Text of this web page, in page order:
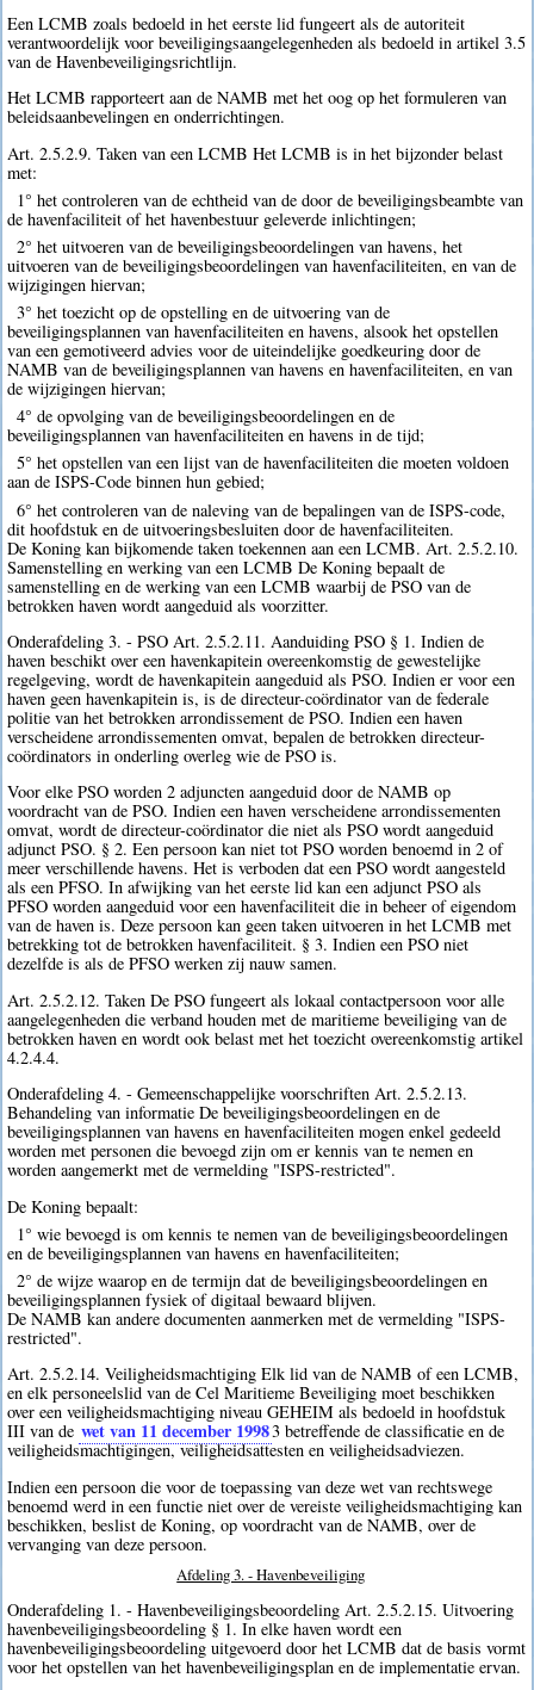
Een LCMB zoals bedoeld in het eerste lid fungeert als de autoriteit
verantwoordelijk voor beveiligingsaangelegenheden als bedoeld in artikel 3.5
van de Havenbeveiligingsrichtlijn.
Het LCMB rapporteert aan de NAMB met het oog op het formuleren van
beleidsaanbevelingen en onderrichtingen.
Art. 2.5.2.9. Taken van een LCMB Het LCMB is in het bijzonder belast
met:
1° het controleren van de echtheid van de door de beveiligingsbeambte van
de havenfaciliteit of het havenbestuur geleverde inlichtingen;
2° het uitvoeren van de beveiligingsbeoordelingen van havens, het
uitvoeren van de beveiligingsbeoordelingen van havenfaciliteiten, en van de
wijzigingen hiervan;
3° het toezicht op de opstelling en de uitvoering van de
beveiligingsplannen van havenfaciliteiten en havens, alsook het opstellen
van een gemotiveerd advies voor de uiteindelijke goedkeuring door de
NAMB van de beveiligingsplannen van havens en havenfaciliteiten, en van
de wijzigingen hiervan;
4° de opvolging van de beveiligingsbeoordelingen en de
beveiligingsplannen van havenfaciliteiten en havens in de tijd;
5° het opstellen van een lijst van de havenfaciliteiten die moeten voldoen
aan de ISPS-Code binnen hun gebied;
6° het controleren van de naleving van de bepalingen van de ISPS-code,
dit hoofdstuk en de uitvoeringsbesluiten door de havenfaciliteiten.
De Koning kan bijkomende taken toekennen aan een LCMB. Art. 2.5.2.10.
Samenstelling en werking van een LCMB De Koning bepaalt de
samenstelling en de werking van een LCMB waarbij de PSO van de
betrokken haven wordt aangeduid als voorzitter.
Onderafdeling 3. - PSO Art. 2.5.2.11. Aanduiding PSO § 1. Indien de
haven beschikt over een havenkapitein overeenkomstig de gewestelijke
regelgeving, wordt de havenkapitein aangeduid als PSO. Indien er voor een
haven geen havenkapitein is, is de directeur-coördinator van de federale
politie van het betrokken arrondissement de PSO. Indien een haven
verscheidene arrondissementen omvat, bepalen de betrokken directeur-
coördinators in onderling overleg wie de PSO is.
Voor elke PSO worden 2 adjuncten aangeduid door de NAMB op
voordracht van de PSO. Indien een haven verscheidene arrondissementen
omvat, wordt de directeur-coördinator die niet als PSO wordt aangeduid
adjunct PSO. § 2. Een persoon kan niet tot PSO worden benoemd in 2 of
meer verschillende havens. Het is verboden dat een PSO wordt aangesteld
als een PFSO. In afwijking van het eerste lid kan een adjunct PSO als
PFSO worden aangeduid voor een havenfaciliteit die in beheer of eigendom
van de haven is. Deze persoon kan geen taken uitvoeren in het LCMB met
betrekking tot de betrokken havenfaciliteit. § 3. Indien een PSO niet
dezelfde is als de PFSO werken zij nauw samen.
Art. 2.5.2.12. Taken De PSO fungeert als lokaal contactpersoon voor alle
aangelegenheden die verband houden met de maritieme beveiliging van de
betrokken haven en wordt ook belast met het toezicht overeenkomstig artikel
4.2.4.4.
Onderafdeling 4. - Gemeenschappelijke voorschriften Art. 2.5.2.13.
Behandeling van informatie De beveiligingsbeoordelingen en de
beveiligingsplannen van havens en havenfaciliteiten mogen enkel gedeeld
worden met personen die bevoegd zijn om er kennis van te nemen en
worden aangemerkt met de vermelding "ISPS-restricted".
De Koning bepaalt:
1° wie bevoegd is om kennis te nemen van de beveiligingsbeoordelingen
en de beveiligingsplannen van havens en havenfaciliteiten;
2° de wijze waarop en de termijn dat de beveiligingsbeoordelingen en
beveiligingsplannen fysiek of digitaal bewaard blijven.
De NAMB kan andere documenten aanmerken met de vermelding "ISPS-
restricted".
Art. 2.5.2.14. Veiligheidsmachtiging Elk lid van de NAMB of een LCMB,
en elk personeelslid van de Cel Maritieme Beveiliging moet beschikken
over een veiligheidsmachtiging niveau GEHEIM als bedoeld in hoofdstuk
III van de wet van 11 december 19983 betreffende de classificatie en de
veiligheidsmachtigingen, veiligheidsattesten en veiligheidsadviezen.
Indien een persoon die voor de toepassing van deze wet van rechtswege
benoemd werd in een functie niet over de vereiste veiligheidsmachtiging kan
beschikken, beslist de Koning, op voordracht van de NAMB, over de
vervanging van deze persoon.
Afdeling 3. - Havenbeveiliging
Onderafdeling 1. - Havenbeveiligingsbeoordeling Art. 2.5.2.15. Uitvoering
havenbeveiligingsbeoordeling § 1. In elke haven wordt een
havenbeveiligingsbeoordeling uitgevoerd door het LCMB dat de basis vormt
voor het opstellen van het havenbeveiligingsplan en de implementatie ervan.